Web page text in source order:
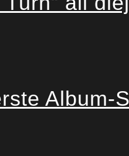
Album-